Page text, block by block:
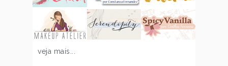
veja mais...